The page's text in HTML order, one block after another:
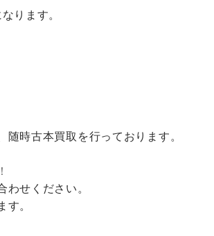
ります。
随時古本買取を行っております。
わせください。
。